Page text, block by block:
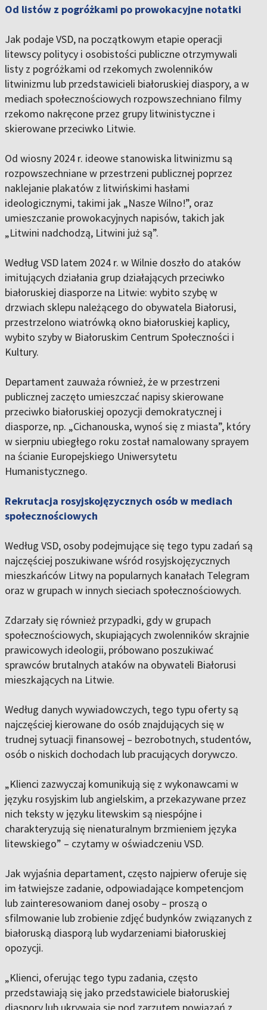
Od listów z pogróżkami po prowokacyjne notatki
Jak podaje VSD, na początkowym etapie operacji
litewscy politycy i osobistości publiczne otrzymywali
listy z pogróżkami od rzekomych zwolenników
litwinizmu lub przedstawicieli białoruskiej diaspory, a w
mediach społecznościowych rozpowszechniano filmy
rzekomo nakręcone przez grupy litwinistyczne i
skierowane przeciwko Litwie.
Od wiosny 2024 r. ideowe stanowiska litwinizmu są
rozpowszechniane w przestrzeni publicznej poprzez
naklejanie plakatów z litwińskimi hasłami
ideologicznymi, takimi jak „Nasze Wilno!”, oraz
umieszczanie prowokacyjnych napisów, takich jak
„Litwini nadchodzą, Litwini już są”.
Według VSD latem 2024 r. w Wilnie doszło do ataków
imitujących działania grup działających przeciwko
białoruskiej diasporze na Litwie: wybito szybę w
drzwiach sklepu należącego do obywatela Białorusi,
przestrzelono wiatrówką okno białoruskiej kaplicy,
wybito szyby w Białoruskim Centrum Społeczności i
Kultury.
Departament zauważa również, że w przestrzeni
publicznej zaczęto umieszczać napisy skierowane
przeciwko białoruskiej opozycji demokratycznej i
diasporze, np. „Cichanouska, wynoś się z miasta”, który
w sierpniu ubiegłego roku został namalowany sprayem
na ścianie Europejskiego Uniwersytetu
Humanistycznego.
Rekrutacja rosyjskojęzycznych osób w mediach
społecznościowych
Według VSD, osoby podejmujące się tego typu zadań są
najczęściej poszukiwane wśród rosyjskojęzycznych
mieszkańców Litwy na popularnych kanałach Telegram
oraz w grupach w innych sieciach społecznościowych.
Zdarzały się również przypadki, gdy w grupach
społecznościowych, skupiających zwolenników skrajnie
prawicowych ideologii, próbowano poszukiwać
sprawców brutalnych ataków na obywateli Białorusi
mieszkających na Litwie.
Według danych wywiadowczych, tego typu oferty są
najczęściej kierowane do osób znajdujących się w
trudnej sytuacji finansowej – bezrobotnych, studentów,
osób o niskich dochodach lub pracujących dorywczo.
„Klienci zazwyczaj komunikują się z wykonawcami w
języku rosyjskim lub angielskim, a przekazywane przez
nich teksty w języku litewskim są niespójne i
charakteryzują się nienaturalnym brzmieniem języka
litewskiego” – czytamy w oświadczeniu VSD.
Jak wyjaśnia departament, często najpierw oferuje się
im łatwiejsze zadanie, odpowiadające kompetencjom
lub zainteresowaniom danej osoby – proszą o
sfilmowanie lub zrobienie zdjęć budynków związanych z
białoruską diasporą lub wydarzeniami białoruskiej
opozycji.
„Klienci, oferując tego typu zadania, często
przedstawiają się jako przedstawiciele białoruskiej